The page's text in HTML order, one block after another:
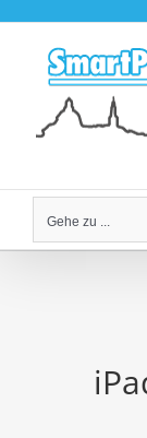
springen
Gehe zu ...